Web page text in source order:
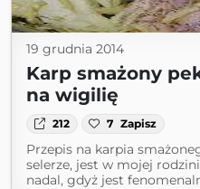
19 grudnia 2014
Karp smażony
na wigilię
212 7 Zapisz
Przepis na karpia
selerze, jest w mojej
nadal, gdyż jest